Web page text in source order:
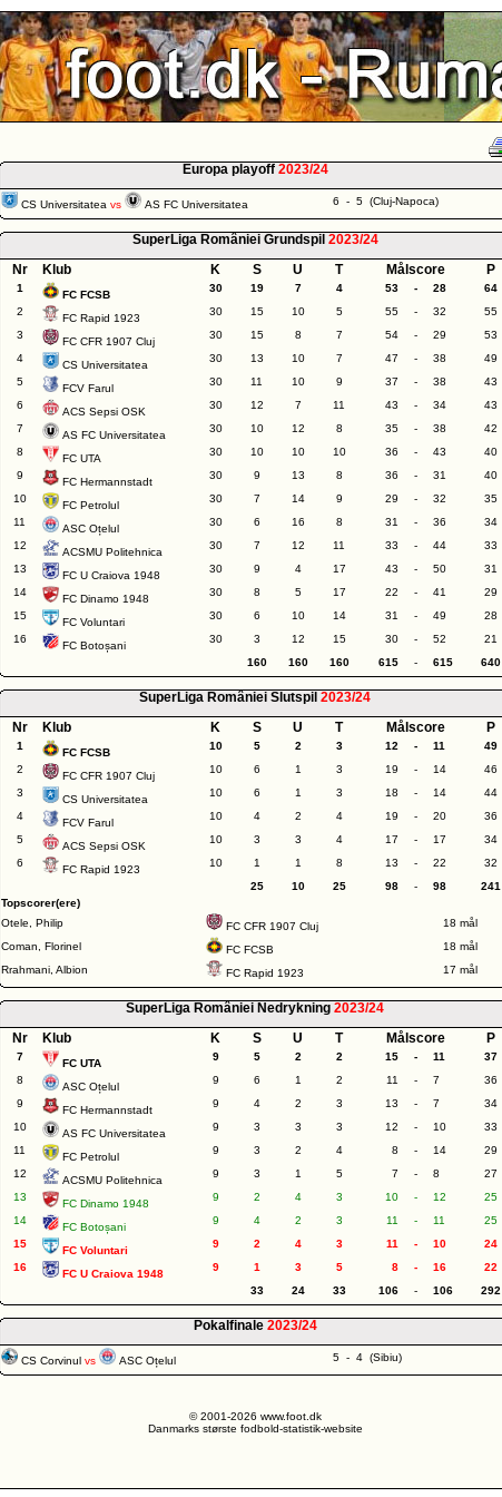
Europa playoff 2023/24
CS Universitatea vs AS FC Universitatea 6 - 5 (Cluj-Napoca)
SuperLiga României Grundspil 2023/24
Nr
Klub K S U T Målscore P
1
FC FCSB
30 19 7 4 53 - 28
64
2
FC Rapid 1923
30 15 10 5 55 - 32
55
3
FC CFR 1907 Cluj
30 15 8 7 54 - 29
53
4
CS Universitatea
30 13 10 7 47 - 38
49
5
FCV Farul
30 11 10 9 37 - 38
43
6
ACS Sepsi OSK
30 12 7 11 43 - 34
43
7
AS FC Universitatea
30 10 12 8 35 - 38
42
8
FC UTA
30 10 10 10 36 - 43
40
9
FC Hermannstadt
30 9 13 8 36 - 31
40
10
FC Petrolul
30 7 14 9 29 - 32
35
11
ASC Oțelul
30 6 16 8 31 - 36
34
12
ACSMU Politehnica
30 7 12 11 33 - 44
33
13
FC U Craiova 1948
30 9 4 17 43 - 50
31
14
FC Dinamo 1948
30 8 5 17 22 - 41
29
15
FC Voluntari
30 6 10 14 31 - 49
28
16
FC Botoșani
30 3 12 15 30 - 52
21
160
160 160 615 - 615 640
SuperLiga României Slutspil 2023/24
Nr
Klub K S U T Målscore P
1
FC FCSB
10 5 2 3 12 - 11
49
2
FC CFR 1907 Cluj
10 6 1 3 19 - 14
46
3
CS Universitatea
10 6 1 3 18 - 14
44
4
FCV Farul
10 4 2 4 19 - 20
36
5
ACS Sepsi OSK
10 3 3 4 17 - 17
34
6
FC Rapid 1923
10 1 1 8 13 - 22
32
25
10 25 98 - 98
241
Topscorer(ere)
Otele, Philip
FC CFR 1907 Cluj
18 mål
Coman, Florinel
FC FCSB
18 mål
Rrahmani, Albion
FC Rapid 1923 17 mål
SuperLiga României Nedrykning 2023/24
Nr
Klub K S U T Målscore P
7
FC UTA
9 5 2 2 15 - 11
37
8
ASC Oțelul
9 6 1 2 11 - 7
36
9
FC Hermannstadt
9 4 2 3 13 - 7
34
10
AS FC Universitatea
9 3 3 3 12 - 10
33
11
FC Petrolul
9 3 2 4 8 - 14
29
12
ACSMU Politehnica
9 3 1 5 7 - 8
27
13
FC Dinamo 1948
9 2 4 3 10 - 12
25
14
FC Botoșani
9 4 2 3 11 - 11
25
15
FC Voluntari
9 2 4 3 11 - 10
24
16
FC U Craiova 1948
9 1 3 5 8 - 16
22
33
24 33 106 - 106 292
Pokalfinale 2023/24
CS Corvinul vs ASC Oțelul 5 - 4 (Sibiu)
© 2001-2026 www.foot.dk
Danmarks største fodbold-statistik-website